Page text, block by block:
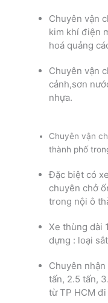
Chuyên vận
kim khí điện
hoá quảng
Chuyên vận
cảnh,sơn
nhựa.
Chuyên vận
thành phố
Đặc biệt có
chuyên chở
trong nội ô
Xe thùng dài
dựng : loại
Chuyên nhận
tấn, 2.5 tấn,
từ TP HCM